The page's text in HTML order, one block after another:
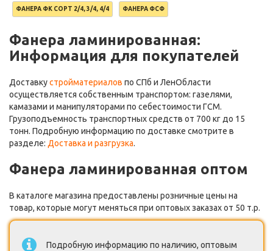
ФАНЕРА ФК СОРТ 2/4, 3/4, 4/4 ФАНЕРА ФСФ
Фанера ламинированная:
Информация для покупателей
Доставкустройматериалов по СПб и ЛенОбласти
осуществляется собственным транспортом: газелями,
камазами и манипуляторами по себестоимости ГСМ.
Грузоподъемность транспортных средств от 700 кг до 15
тонн. Подробную информацию по доставке смотрите в
разделе: Доставка и разгрузка.
Фанера ламинированная оптом
В каталоге магазина предоставлены розничные цены на
товар, которые могут меняться при оптовых заказах от 50 т.р.
Подробную информацию по наличию, оптовым